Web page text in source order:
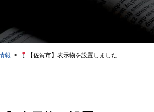
報 【佐賀市】表示物を設置しました